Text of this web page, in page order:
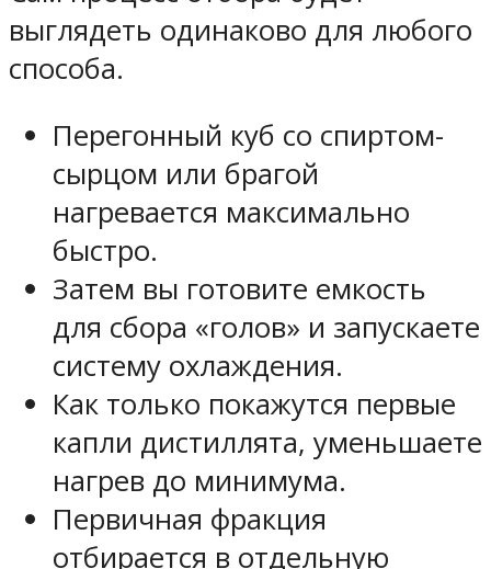
выглядеть одинаково для любого
способа.
Перегонный куб со спиртом-
сырцом или брагой
нагревается максимально
быстро.
Затем вы готовите емкость
для сбора «голов» и запускаете
систему охлаждения.
Как только покажутся первые
капли дистиллята, уменьшаете
нагрев до минимума.
Первичная фракция
отбирается в отдельную